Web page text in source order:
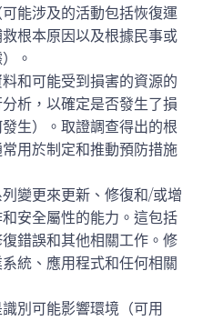
能涉及的活動包括恢復運
根本原因以及根據民事或
。
和可能受到損害的資源的
析，以確定是否發生了損
生）。取證調查得出的根
用於制定和推動預防措施
變更來更新、修復和/或增
安全屬性的能力。這包括
錯誤和其他相關工作。修
統、應用程式和任何相關
識別可能影響環境（可用